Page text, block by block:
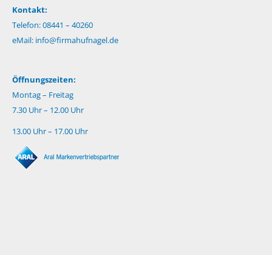
Kontakt:
Telefon: 08441 – 40260
eMail: info@firmahufnagel.de
Öffnungszeiten:
Montag – Freitag
7.30 Uhr – 12.00 Uhr
13.00 Uhr – 17.00 Uhr